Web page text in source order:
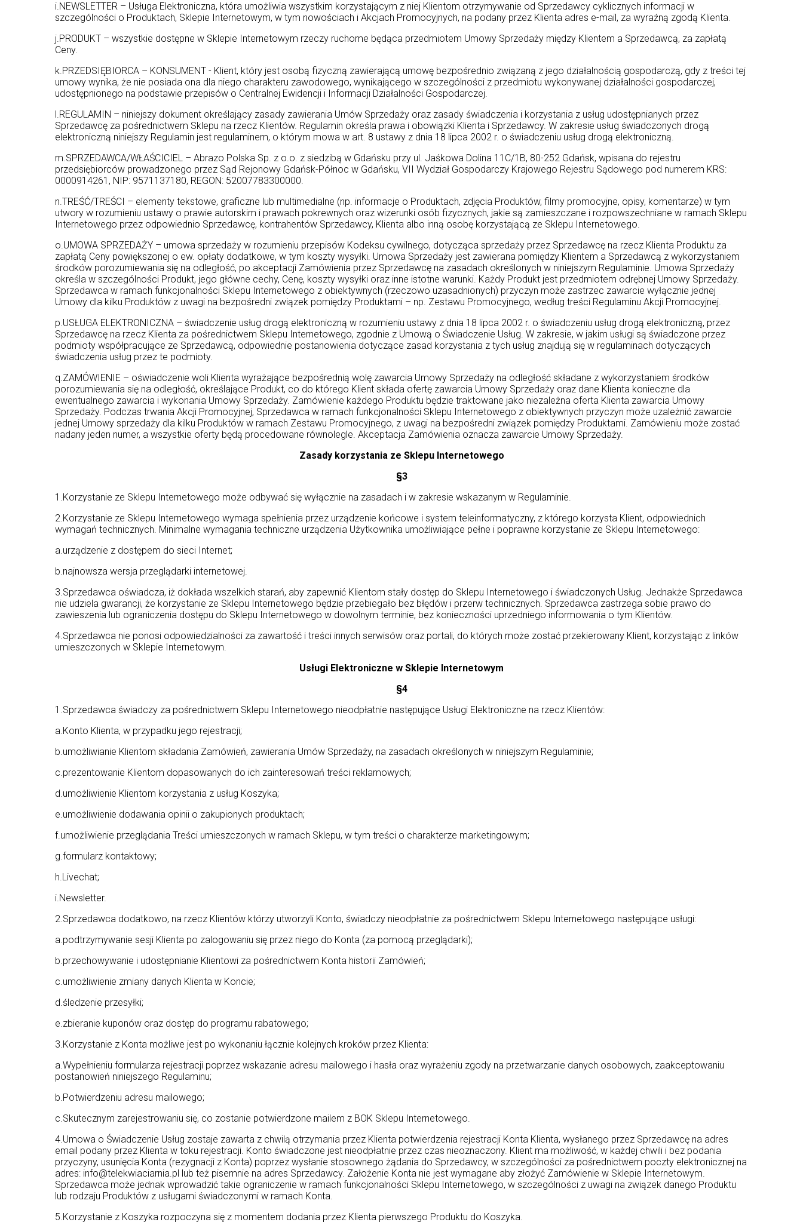
i.NEWSLETTER – Usługa Elektroniczna, która umożliwia wszystkim korzystającym z niej Klientom otrzymywanie od Sprzedawcy cyklicznych informacji w
szczególności o Produktach, Sklepie Internetowym, w tym nowościach i Akcjach Promocyjnych, na podany przez Klienta adres e-mail, za wyraźną zgodą Klienta.
j.PRODUKT – wszystkie dostępne w Sklepie Internetowym rzeczy ruchome będąca przedmiotem Umowy Sprzedaży między Klientem a Sprzedawcą, za zapłatą
Ceny.
k.PRZEDSIĘBIORCA – KONSUMENT - Klient, który jest osobą fizyczną zawierającą umowę bezpośrednio związaną z jego działalnością gospodarczą, gdy z treści tej
umowy wynika, że nie posiada ona dla niego charakteru zawodowego, wynikającego w szczególności z przedmiotu wykonywanej działalności gospodarczej,
udostępnionego na podstawie przepisów o Centralnej Ewidencji i Informacji Działalności Gospodarczej.
l.REGULAMIN – niniejszy dokument określający zasady zawierania Umów Sprzedaży oraz zasady świadczenia i korzystania z usług udostępnianych przez
Sprzedawcę za pośrednictwem Sklepu na rzecz Klientów. Regulamin określa prawa i obowiązki Klienta i Sprzedawcy. W zakresie usług świadczonych drogą
elektroniczną niniejszy Regulamin jest regulaminem, o którym mowa w art. 8 ustawy z dnia 18 lipca 2002 r. o świadczeniu usług drogą elektroniczną.
m.SPRZEDAWCA/WŁAŚCICIEL – Abrazo Polska Sp. z o.o. z siedzibą w Gdańsku przy ul. Jaśkowa Dolina 11C/1B, 80-252 Gdańsk, wpisana do rejestru
przedsiębiorców prowadzonego przez Sąd Rejonowy Gdańsk-Północ w Gdańsku, VII Wydział Gospodarczy Krajowego Rejestru Sądowego pod numerem KRS:
0000914261, NIP: 9571137180, REGON: 52007783300000.
n.TREŚĆ/TREŚCI – elementy tekstowe, graficzne lub multimedialne (np. informacje o Produktach, zdjęcia Produktów, filmy promocyjne, opisy, komentarze) w tym
utwory w rozumieniu ustawy o prawie autorskim i prawach pokrewnych oraz wizerunki osób fizycznych, jakie są zamieszczane i rozpowszechniane w ramach Sklepu
Internetowego przez odpowiednio Sprzedawcę, kontrahentów Sprzedawcy, Klienta albo inną osobę korzystającą ze Sklepu Internetowego.
o.UMOWA SPRZEDAŻY – umowa sprzedaży w rozumieniu przepisów Kodeksu cywilnego, dotycząca sprzedaży przez Sprzedawcę na rzecz Klienta Produktu za
zapłatą Ceny powiększonej o ew. opłaty dodatkowe, w tym koszty wysyłki. Umowa Sprzedaży jest zawierana pomiędzy Klientem a Sprzedawcą z wykorzystaniem
środków porozumiewania się na odległość, po akceptacji Zamówienia przez Sprzedawcę na zasadach określonych w niniejszym Regulaminie. Umowa Sprzedaży
określa w szczególności Produkt, jego główne cechy, Cenę, koszty wysyłki oraz inne istotne warunki. Każdy Produkt jest przedmiotem odrębnej Umowy Sprzedaży.
Sprzedawca w ramach funkcjonalności Sklepu Internetowego z obiektywnych (rzeczowo uzasadnionych) przyczyn może zastrzec zawarcie wyłącznie jednej
Umowy dla kilku Produktów z uwagi na bezpośredni związek pomiędzy Produktami – np. Zestawu Promocyjnego, według treści Regulaminu Akcji Promocyjnej.
p.USŁUGA ELEKTRONICZNA – świadczenie usług drogą elektroniczną w rozumieniu ustawy z dnia 18 lipca 2002 r. o świadczeniu usług drogą elektroniczną, przez
Sprzedawcę na rzecz Klienta za pośrednictwem Sklepu Internetowego, zgodnie z Umową o Świadczenie Usług. W zakresie, w jakim usługi są świadczone przez
podmioty współpracujące ze Sprzedawcą, odpowiednie postanowienia dotyczące zasad korzystania z tych usług znajdują się w regulaminach dotyczących
świadczenia usług przez te podmioty.
q.ZAMÓWIENIE – oświadczenie woli Klienta wyrażające bezpośrednią wolę zawarcia Umowy Sprzedaży na odległość składane z wykorzystaniem środków
porozumiewania się na odległość, określające Produkt, co do którego Klient składa ofertę zawarcia Umowy Sprzedaży oraz dane Klienta konieczne dla
ewentualnego zawarcia i wykonania Umowy Sprzedaży. Zamówienie każdego Produktu będzie traktowane jako niezależna oferta Klienta zawarcia Umowy
Sprzedaży. Podczas trwania Akcji Promocyjnej, Sprzedawca w ramach funkcjonalności Sklepu Internetowego z obiektywnych przyczyn może uzależnić zawarcie
jednej Umowy sprzedaży dla kilku Produktów w ramach Zestawu Promocyjnego, z uwagi na bezpośredni związek pomiędzy Produktami. Zamówieniu może zostać
nadany jeden numer, a wszystkie oferty będą procedowane równolegle. Akceptacja Zamówienia oznacza zawarcie Umowy Sprzedaży.
Zasady korzystania ze Sklepu Internetowego
§3
1.Korzystanie ze Sklepu Internetowego może odbywać się wyłącznie na zasadach i w zakresie wskazanym w Regulaminie.
2.Korzystanie ze Sklepu Internetowego wymaga spełnienia przez urządzenie końcowe i system teleinformatyczny, z którego korzysta Klient, odpowiednich
wymagań technicznych. Minimalne wymagania techniczne urządzenia Użytkownika umożliwiające pełne i poprawne korzystanie ze Sklepu Internetowego:
a.urządzenie z dostępem do sieci Internet;
b.najnowsza wersja przeglądarki internetowej.
3.Sprzedawca oświadcza, iż dokłada wszelkich starań, aby zapewnić Klientom stały dostęp do Sklepu Internetowego i świadczonych Usług. Jednakże Sprzedawca
nie udziela gwarancji, że korzystanie ze Sklepu Internetowego będzie przebiegało bez błędów i przerw technicznych. Sprzedawca zastrzega sobie prawo do
zawieszenia lub ograniczenia dostępu do Sklepu Internetowego w dowolnym terminie, bez konieczności uprzedniego informowania o tym Klientów.
4.Sprzedawca nie ponosi odpowiedzialności za zawartość i treści innych serwisów oraz portali, do których może zostać przekierowany Klient, korzystając z linków
umieszczonych w Sklepie Internetowym.
Usługi Elektroniczne w Sklepie Internetowym
§4
1.Sprzedawca świadczy za pośrednictwem Sklepu Internetowego nieodpłatnie następujące Usługi Elektroniczne na rzecz Klientów:
a.Konto Klienta, w przypadku jego rejestracji;
b.umożliwianie Klientom składania Zamówień, zawierania Umów Sprzedaży, na zasadach określonych w niniejszym Regulaminie;
c.prezentowanie Klientom dopasowanych do ich zainteresowań treści reklamowych;
d.umożliwienie Klientom korzystania z usług Koszyka;
e.umożliwienie dodawania opinii o zakupionych produktach;
f.umożliwienie przeglądania Treści umieszczonych w ramach Sklepu, w tym treści o charakterze marketingowym;
g.formularz kontaktowy;
h.Livechat;
i.Newsletter.
2.Sprzedawca dodatkowo, na rzecz Klientów którzy utworzyli Konto, świadczy nieodpłatnie za pośrednictwem Sklepu Internetowego następujące usługi:
a.podtrzymywanie sesji Klienta po zalogowaniu się przez niego do Konta (za pomocą przeglądarki);
b.przechowywanie i udostępnianie Klientowi za pośrednictwem Konta historii Zamówień;
c.umożliwienie zmiany danych Klienta w Koncie;
d.śledzenie przesyłki;
e.zbieranie kuponów oraz dostęp do programu rabatowego;
3.Korzystanie z Konta możliwe jest po wykonaniu łącznie kolejnych kroków przez Klienta:
a.Wypełnieniu formularza rejestracji poprzez wskazanie adresu mailowego i hasła oraz wyrażeniu zgody na przetwarzanie danych osobowych, zaakceptowaniu
postanowień niniejszego Regulaminu;
b.Potwierdzeniu adresu mailowego;
c.Skutecznym zarejestrowaniu się, co zostanie potwierdzone mailem z BOK Sklepu Internetowego.
4.Umowa o Świadczenie Usług zostaje zawarta z chwilą otrzymania przez Klienta potwierdzenia rejestracji Konta Klienta, wysłanego przez Sprzedawcę na adres
email podany przez Klienta w toku rejestracji. Konto świadczone jest nieodpłatnie przez czas nieoznaczony. Klient ma możliwość, w każdej chwili i bez podania
przyczyny, usunięcia Konta (rezygnacji z Konta) poprzez wysłanie stosownego żądania do Sprzedawcy, w szczególności za pośrednictwem poczty elektronicznej na
adres: info@telekwiaciarnia.pl lub też pisemnie na adres Sprzedawcy. Założenie Konta nie jest wymagane aby złożyć Zamówienie w Sklepie Internetowym.
Sprzedawca może jednak wprowadzić takie ograniczenie w ramach funkcjonalności Sklepu Internetowego, w szczególności z uwagi na związek danego Produktu
lub rodzaju Produktów z usługami świadczonymi w ramach Konta.
5.Korzystanie z Koszyka rozpoczyna się z momentem dodania przez Klienta pierwszego Produktu do Koszyka.